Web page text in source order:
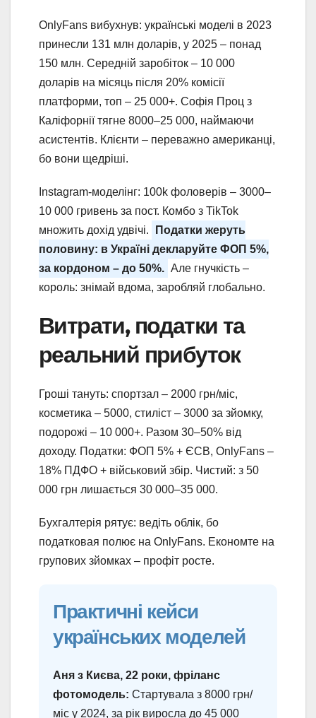
OnlyFans вибухнув: українські моделі в 2023
принесли 131 млн доларів, у 2025 – понад
150 млн. Середній заробіток – 10 000
доларів на місяць після 20% комісії
платформи, топ – 25 000+. Софія Проц з
Каліфорнії тягне 8000–25 000, наймаючи
асистентів. Клієнти – переважно американці,
бо вони щедріші.
Instagram-моделінг: 100k фоловерів – 3000–
10 000 гривень за пост. Комбо з TikTok
множить дохід удвічі.
Податки жеруть
половину: в Україні декларуйте ФОП 5%,
за кордоном – до 50%. Але гнучкість –
король: знімай вдома, заробляй глобально.
Витрати, податки та
реальний прибуток
Гроші тануть: спортзал – 2000 грн/міс,
косметика – 5000, стиліст – 3000 за зйомку,
подорожі – 10 000+. Разом 30–50% від
доходу. Податки: ФОП 5% + ЄСВ, OnlyFans –
18% ПДФО + військовий збір. Чистий: з 50
000 грн лишається 30 000–35 000.
Бухгалтерія рятує: ведіть облік, бо
податковая полює на OnlyFans. Економте на
групових зйомках – профіт росте.
Практичні кейси
українських моделей
Аня з Києва, 22 роки, фріланс
фотомодель: Стартувала з 8000 грн/
міс у 2024, за рік виросла до 45 000